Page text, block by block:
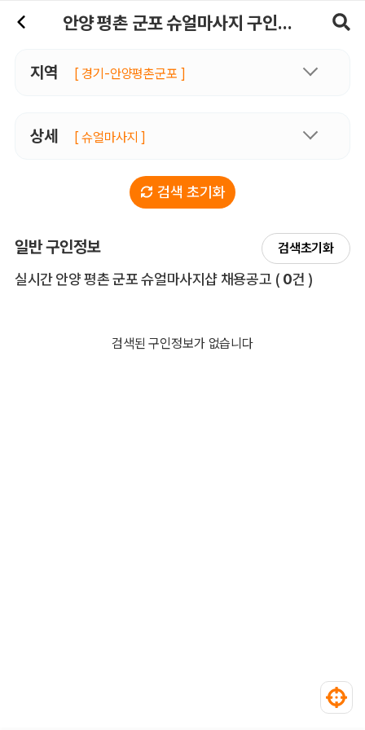
안양 평촌 군포 슈얼마사지 구인정보
지역 [ 경기-안양평촌군포 ]
상세 [ 슈얼마사지 ]
검색 초기화
일반 구인정보 검색초기화
실시간 안양 평촌 군포 슈얼마사지샵 채용공고 전체 목록
( 0건 )
검색된 구인정보가 없습니다